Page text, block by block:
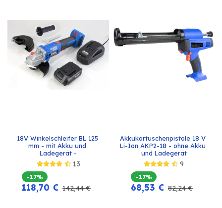
18V Winkelschleifer BL 125
mm - mit Akku und
Ladegerät -
13
-17%
118,70 € 142,44€
Akkukartuschenpistole 18 V
Li-Ion AKP2-18 - ohne Akku
und Ladegerät
9
-17%
68,53 € 82,24€